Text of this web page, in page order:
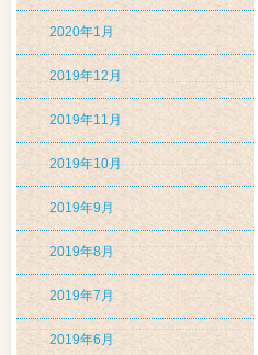
2020年1月
2019年12月
2019年11月
2019年10月
2019年9月
2019年8月
2019年7月
2019年6月